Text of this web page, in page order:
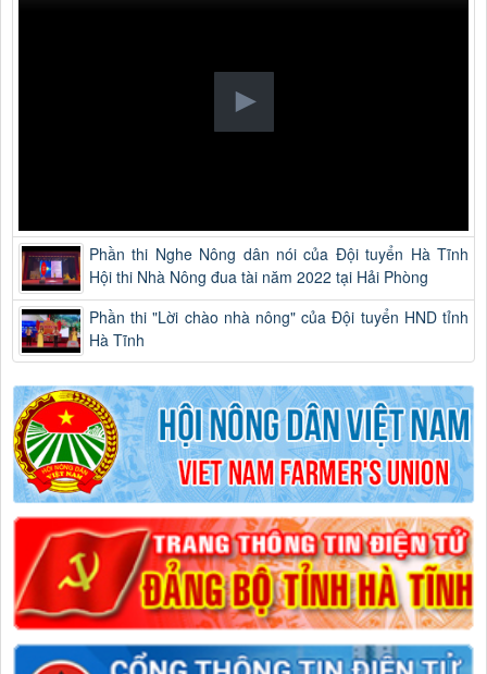
Phần thi Nghe Nông dân nói của Đội tuyển Hà Tĩnh
Hội thi Nhà Nông đua tài năm 2022 tại Hải Phòng
Phần thi "Lời chào nhà nông" của Đội tuyển HND tỉnh
Hà Tĩnh